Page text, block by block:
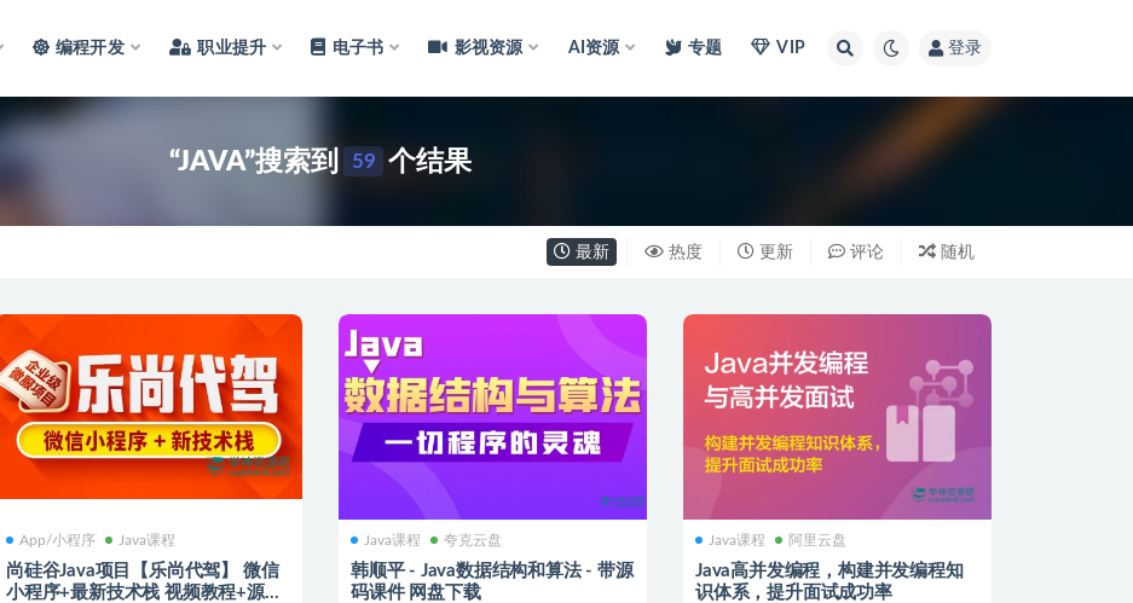
编程开发 职业提升 电子书 影视资源 AI资源 专题 VIP 登录
“JAVA”搜索到 59 个结果
最新 热度 更新 评论 随机
App/小程序 Java课程
尚硅谷Java项目【乐尚代驾】 微信
小程序+最新技术栈 视频教程+源代
Java课程 夸克云盘
韩顺平 - Java数据结构和算法 - 带源
码课件 网盘下载
Java课程 阿里云盘
Java高并发编程，构建并发编程知
识体系，提升面试成功率